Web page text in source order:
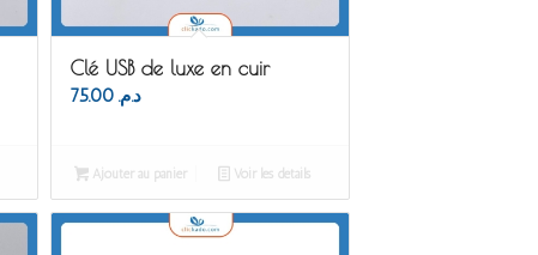
Clé USB de luxe en cuir
د.م. 75.00
Ajouter au panier Voir les détails